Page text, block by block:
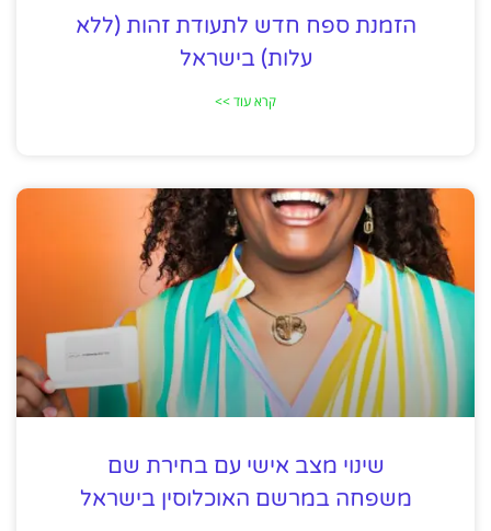
הזמנת ספח חדש לתעודת זהות (ללא
עלות) בישראל
קרא עוד >>
שינוי מצב אישי עם בחירת שם
משפחה במרשם האוכלוסין בישראל